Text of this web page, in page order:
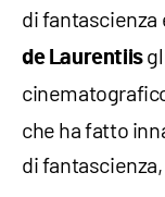
di fantascienza
de Laurentiis
che ha fatto
di fantascienza,